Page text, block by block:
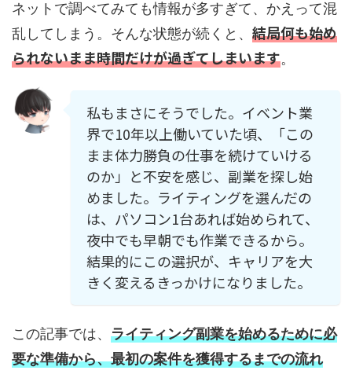
ネットで調べてみても情報が多すぎて、かえって混
乱してしまう。そんな状態が続くと、 結局何も始め
られないまま時間だけが過ぎてしまいます。
私もまさにそうでした。イベント業
界で10年以上働いていた頃、「この
まま体力勝負の仕事を続けていける
のか」と不安を感じ、副業を探し始
めました。ライティングを選んだの
は、パソコン1台あれば始められて、
夜中でも早朝でも作業できるから。
結果的にこの選択が、キャリアを大
きく変えるきっかけになりました。
この記事では、 ライティング副業を始めるために必
要な準備から、最初の案件を獲得するまでの流れ